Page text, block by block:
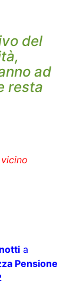
del
ad
resta
a
Pensione